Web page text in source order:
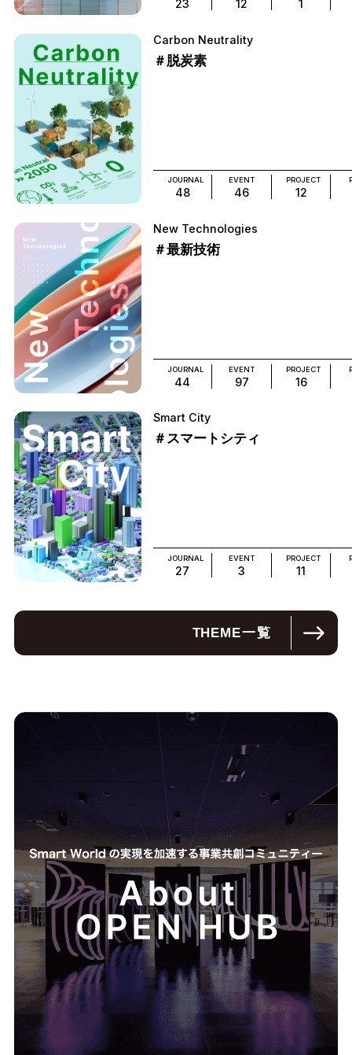
23 12 1
Carbon Neutrality
＃脱炭素
JOURNAL
48
EVENT
46
PROJECT
12
New Technologies
＃最新技術
JOURNAL
44
EVENT
97
PROJECT
16
Smart City
＃スマートシティ
JOURNAL
27
EVENT
3
PROJECT
11
THEME一覧